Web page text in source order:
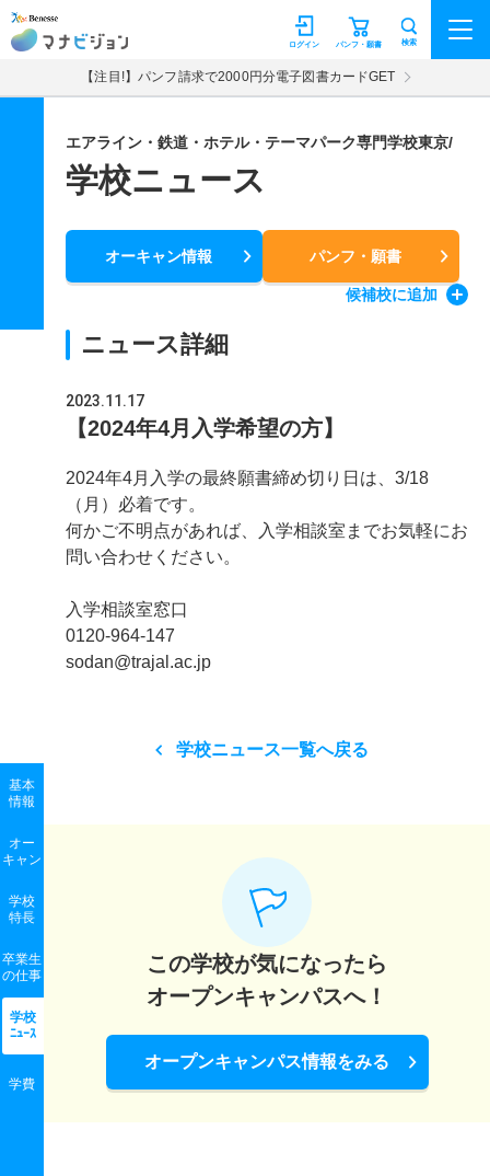
マナビジョン パンフ・願書
ログイン 検索
【注目!】パンフ請求で2000円分電子図書カードGET
エアライン・鉄道・ホテル・テーマパーク専門学校東京/
学校ニュース
オーキャン情報 パンフ・願書
候補校に追加
基本
情報
オー
キャン
学校
特長
卒業生
の仕事
学校
ﾆｭｰｽ
学費
ニュース詳細
2023.11.17
【2024年4月入学希望の方】
2024年4月入学の最終願書締め切り日は、3/18
（月）必着です。
何かご不明点があれば、入学相談室までお気軽にお
問い合わせください。
入学相談室窓口
0120-964-147
sodan@trajal.ac.jp
学校ニュース一覧へ戻る
この学校が気になったら
オープンキャンパスへ！
オープンキャンパス情報をみる